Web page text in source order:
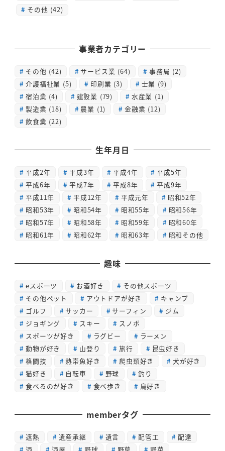
その他 (42)
事業者カテゴリー
その他 (42) サービス業 (64) 事務局 (2)
介護福祉業 (5) 印刷業 (3) 士業 (9)
宿泊業 (4) 建設業 (79) 水産業 (1)
製造業 (18) 農業 (1) 金融業 (12)
飲食業 (22)
生年月日
平成2年 平成3年 平成4年
平成5年
平成6年
平成7年 平成8年
平成9年
平成11年
平成12年 平成元年
昭和52年
昭和53年
昭和54年 昭和55年
昭和56年
昭和57年
昭和58年 昭和59年
昭和60年
昭和61年
昭和62年 昭和63年 昭和その他
趣味
eスポーツ お酒好き
その他スポーツ
その他ペット
アウトドアが好き
キャンプ
ゴルフ
サッカー サーフィン
ジム
ジョギング
スキー
スノボ
スポーツが好き
ラグビー
ラーメン
動物が好き
山登り 旅行
昆虫好き
格闘技
熱帯魚好き 爬虫類好き
犬が好き
猫好き
自転車 野球
釣り
食べるのが好き
食べ歩き 鳥好き
memberタグ
遮熱 遺産承継 遺言 配管工
配達